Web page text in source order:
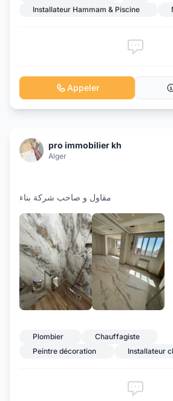
Installateur Hammam & Piscine
Appeler
pro immobilier kh
Alger
مقاول و صاحب شركة بناء
Plombier
Chauffagiste
Peintre décoration
Installateur